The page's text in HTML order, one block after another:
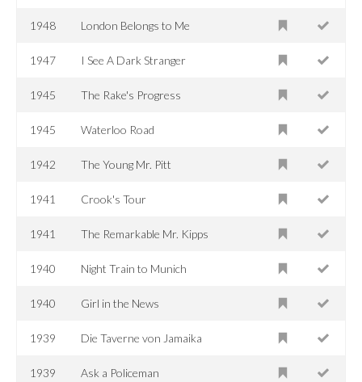
1948 London Belongs to Me
1947 I See A Dark Stranger
1945 The Rake's Progress
1945 Waterloo Road
1942 The Young Mr. Pitt
1941 Crook's Tour
1941 The Remarkable Mr. Kipps
1940 Night Train to Munich
1940 Girl in the News
1939 Die Taverne von Jamaika
1939 Ask a Policeman